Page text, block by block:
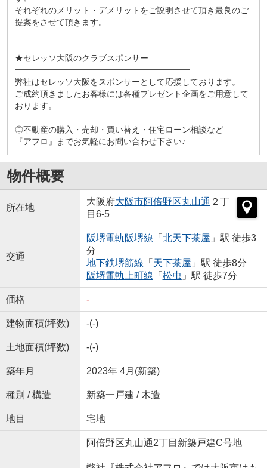
それぞれのメリット・デメリットをご説明させて頂き最良のご
提案をさせて頂きます。
★セレッソ大阪のクラブスポンサー
━━━━━━━━━━━━━━━━━━━━━
弊社はセレッソ大阪をスポンサーとして応援しております。
ご成約頂きましたお客様には各種プレゼント企画をご用意して
おります。
◎不動産の購入・売却・買い替え・住宅ローン相談など
『アフロ』までお気軽にお問い合わせ下さい♪
物件概要
所在地
大阪府大阪市阿倍野区丸山通 ２丁
目6-5
交通
阪堺電軌阪堺線 「 北天下茶屋 」駅 徒歩3
分
地下鉄堺筋線 「 天下茶屋 」駅 徒歩8分
阪堺電軌上町線 「 松虫 」駅 徒歩7分
価格 -
建物面積(坪数) -(-)
土地面積(坪数) -(-)
築年月 2023年 4月(新築)
種別 / 構造 新築一戸建 / 木造
地目 宅地
阿倍野区丸山通2丁目新築戸建C号地